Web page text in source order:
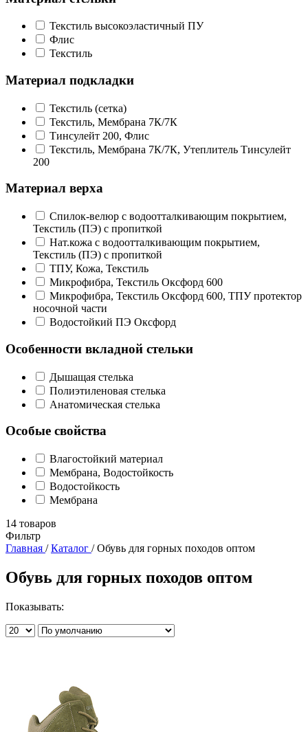
Текстиль высокоэластичный ПУ
Флис
Текстиль
Материал подкладки
Текстиль (сетка)
Текстиль, Мембрана 7К/7К
Тинсулейт 200, Флис
Текстиль, Мембрана 7К/7К, Утеплитель Тинсулейт
200
Материал верха
Спилок-велюр с водоотталкивающим покрытием,
Текстиль (ПЭ) с пропиткой
Нат.кожа с водоотталкивающим покрытием,
Текстиль (ПЭ) с пропиткой
ТПУ, Кожа, Текстиль
Микрофибра, Текстиль Оксфорд 600
Микрофибра, Текстиль Оксфорд 600, ТПУ протектор
носочной части
Водостойкий ПЭ Оксфорд
Особенности вкладной стельки
Дышащая стелька
Полиэтиленовая стелька
Анатомическая стелька
Особые свойства
Влагостойкий материал
Мембрана, Водостойкость
Водостойкость
Мембрана
14 товаров
Фильтр
Главная / Каталог / Обувь для горных походов оптом
Обувь для горных походов оптом
Показывать: